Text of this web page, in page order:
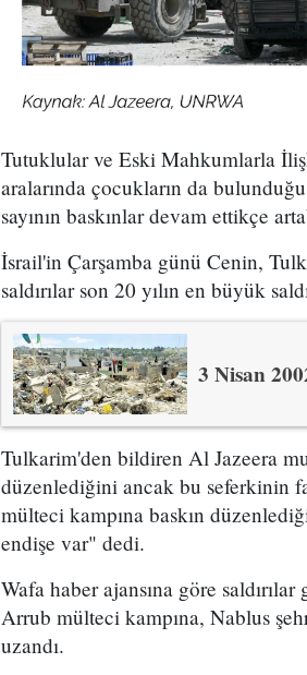
Tutuklular ve Eski Mahkumlarla
aralarında çocukların da
sayının baskınlar devam ettikçe
İsrail'in Çarşamba günü Cenin,
saldırılar son 20 yılın en büyük
3 Nisan
Tulkarim'den bildiren Al Jazeera
düzenlediğini ancak bu seferkinin
mülteci kampına baskın
endişe var" dedi.
Wafa haber ajansına göre
Arrub mülteci kampına, Nablus
uzandı.